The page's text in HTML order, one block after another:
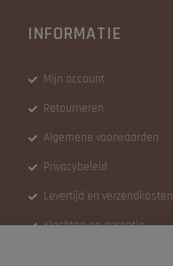
INFORMATIE
Mijn account
Retourneren
Algemene voorwaarden
Privacybeleid
Levertijd en verzendkosten
Klachten en garantie